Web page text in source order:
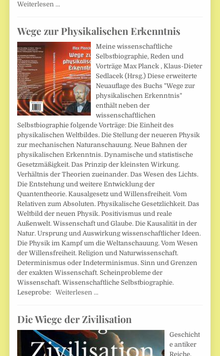
Weiterlesen …
Wege zur Physikalischen Erkenntnis
Meine wissenschaftliche
Selbstbiographie, Reden und
Vorträge Max Planck , Klaus-Dieter
Sedlacek (Hrsg.) Diese erweiterte
Neuauflage des Buchs "Wege zur
physikalischen Erkenntnis"
enthält neben der
wissenschaftlichen
Selbstbiographie folgende Vorträge: Die Einheit des
physikalischen Weltbildes. Die Stellung der neueren Physik
zur mechanischen Naturanschauung. Neue Bahnen der
physikalischen Erkenntnis. Dynamische und statistische
Gesetzmäßigkeit. Das Prinzip der kleinsten Wirkung.
Verhältnis der Theorien zueinander. Das Wesen des Lichts.
Die Entstehung und weitere Entwicklung der
Quantentheorie. Kausalgesetz und Willensfreiheit. Vom
Relativen zum Absoluten. Physikalische Gesetzlichkeit. Das
Weltbild der neuen Physik. Positivismus und reale
Außenwelt. Wissenschaft und Glaube. Die Kausalität in der
Natur. Ursprung und Auswirkung wissenschaftlicher Ideen.
Die Physik im Kampf um die Weltanschauung. Vom Wesen
der Willensfreiheit. Religion und Naturwissenschaft.
Determinismus oder Indeterminismus. Sinn und Grenzen
der exakten Wissenschaft. Scheinprobleme der
Wissenschaft. Wissenschaftliche Selbstbiographie.
Leseprobe:Weiterlesen …
Die Wiege der Zivilisation
Geschicht
e antiker
Reiche.